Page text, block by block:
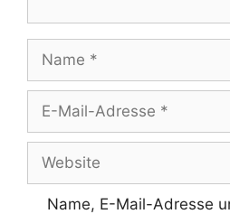
Mail-
Adresse
Name, E-Mail-Adresse